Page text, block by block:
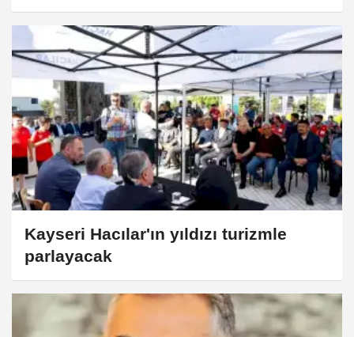
Kayseri Hacılar'ın yıldızı turizmle
parlayacak